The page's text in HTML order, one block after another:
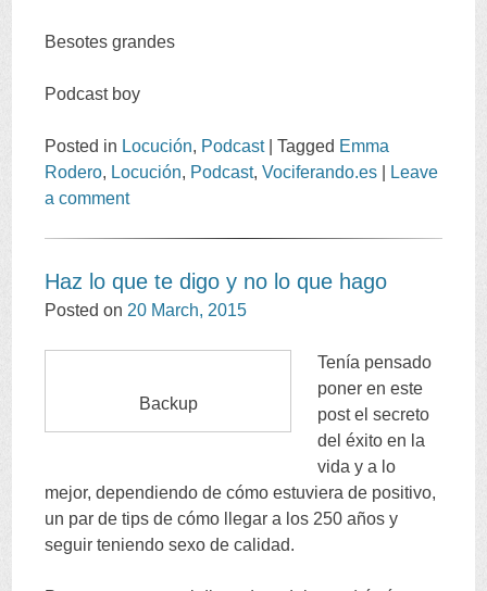
Besotes grandes
Podcast boy
Posted in Locución, Podcast |Tagged Emma
Rodero, Locución, Podcast,Vociferando.es
Leave
a comment
Haz lo que te digo y no lo que hago
Posted on 20 March, 2015
Backup
Tenía pensado
poner en este
post el secreto
del éxito en la
vida y a lo
mejor,dependiendo de cómo estuviera de positivo,
un par de tips de cómo llegar a los 250años y
seguir teniendo sexo de calidad.